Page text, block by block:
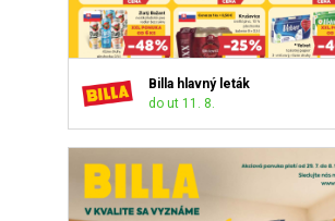
Billa hlavný leták
do ut 11. 8.